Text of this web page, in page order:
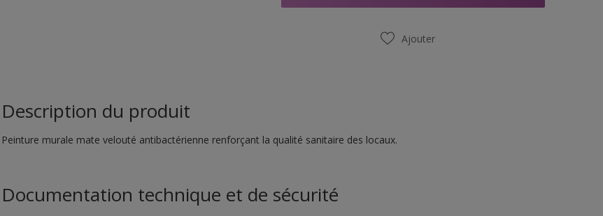
Ajouter
Description du produit
Peinture murale mate velouté antibactérienne renforçant la qualité sanitaire des locaux.
Documentation technique et de sécurité